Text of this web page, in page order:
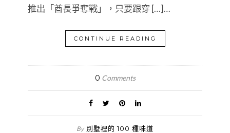
推出「酋長爭奪戰」，只要跟穿 […]…
CONTINUE READING
0 Comments
By 別墅裡的 100 種味道